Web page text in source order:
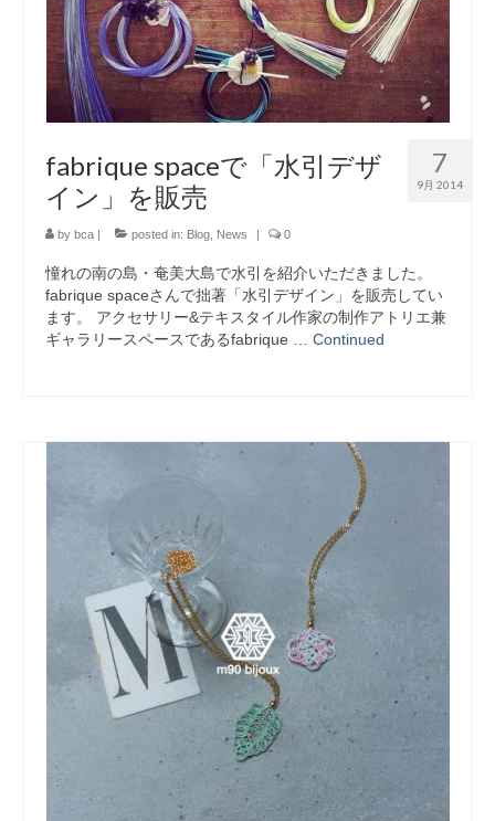
7
9月 2014
fabrique spaceで「水引デザ
イン」を販売
by bca | posted in: Blog News | 0
憧れの南の島・奄美大島で水引を紹介いただきました。
fabrique spaceさんで拙著「水引デザイン」を販売してい
ます。 アクセサリー&テキスタイル作家の制作アトリエ兼
ギャラリースペースであるfabrique … Continued